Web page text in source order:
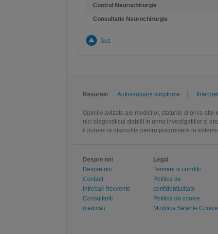
Control Neurochirurgie
Consultatie Neurochirurgie
Sus
Resurse: Autoevaluare simptome
Opiniile avizate ale medicilor, sfaturile si orice
nici diagnosticul stabilit in urma investigatiilor si
ii punem la dispozitie pentru programare in
Despre noi
Despre noi
Contact
Intrebari frecvente
Consultanti
medicali
Legal
Termeni si conditii
Politica de
confidentialitate
Politica de cookie
Modifica Setarile Cookie